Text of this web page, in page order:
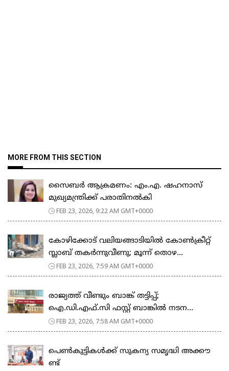
MORE FROM THIS SECTION
സൈബർ ആക്രമണം: എം.എ. ഷഹനാസ്
മുഖ്യമന്ത്രിക്ക് പരാതിനൽകി
FEB 23, 2026, 9:22 AM GMT+0000
കോഴിക്കോട് വലിയങ്ങാടിയിൽ കോൺക്രീറ്റ്
സ്ലാബ് തകർന്നുവീണു; മൂന്ന് തൊഴ...
FEB 23, 2026, 7:59 AM GMT+0000
രാജ്യത്ത് വീണ്ടും ബാങ്ക് തട്ടിപ്പ്;
ഐ.ഡി.എഫ്.സി ഫസ്റ്റ് ബാങ്കിൽ നടന...
FEB 23, 2026, 7:58 AM GMT+0000
പെ​ൺ​കു​ട്ടി​ക​ൾ​ക്ക് സു​ക​ന്യ സ​മൃ​ദ്ധി അ​ക്കൗ​
ണ്ട്